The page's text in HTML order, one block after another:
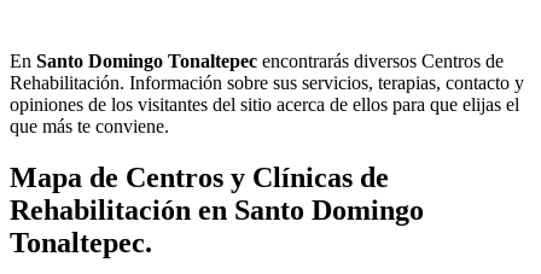
En Santo Domingo Tonaltepec encontrarás diversos Centros de
Rehabilitación. Información sobre sus servicios, terapias, contacto y
opiniones de los visitantes del sitio acerca de ellos para que elijas el
que más te conviene.
Mapa de Centros y Clínicas de
Rehabilitación en Santo Domingo
Tonaltepec.